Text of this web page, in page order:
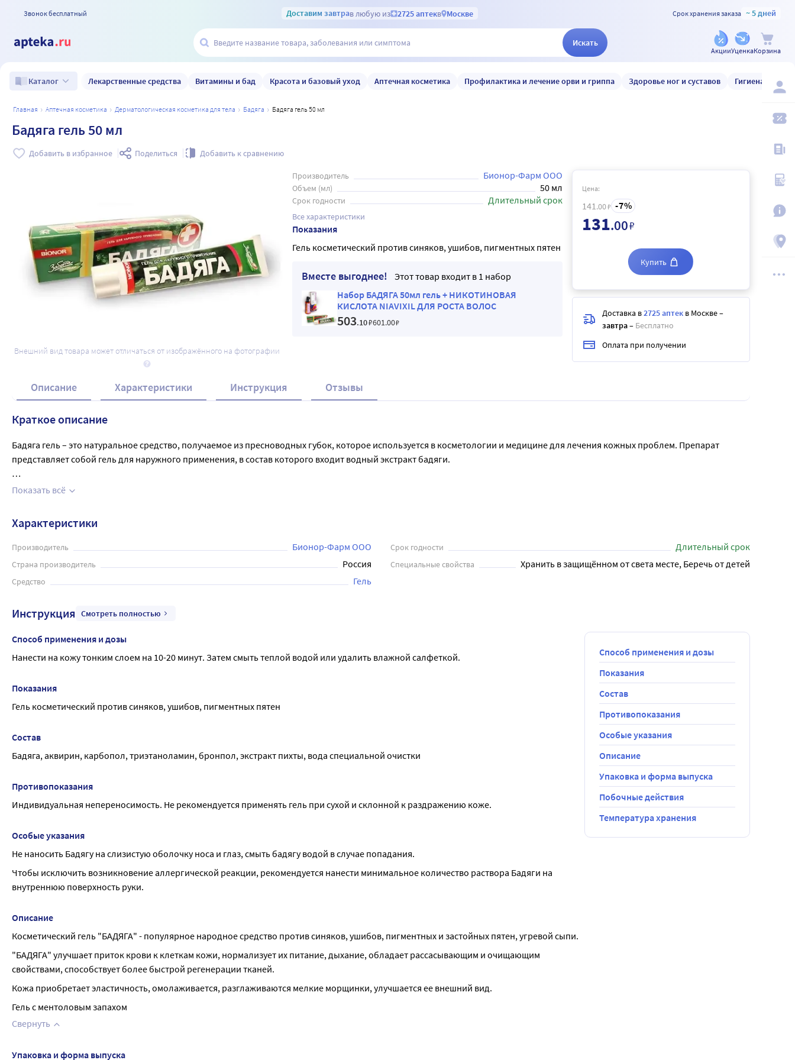
Звонок бесплатный Доставим завтрав любую из 2725 аптекв Москве Срок хранения заказа ~ 5 дней
Искать
АкцииУценкаКорзина
Каталог Лекарственные средства Витамины и бад Красота и базовый уход Аптечная косметика Профилактика и лечение орви и гриппа Здоровье ног и суставов Гигиена и уход
главная аптечная косметика дерматологическая косметика для тела бадяга Бадяга гель 50 мл
Бадяга гель 50 мл
Добавить в избранное Поделиться Добавить к сравнению
Внешний вид товара может отличаться от изображённого на фотографии
Производитель Бионор-Фарм ООО
Объем (мл) 50 мл
Срок годности Длительный срок
Все характеристики
Показания
Гель косметический против синяков, ушибов, пигментных пятен
Вместе выгоднее!
Этот товар входит в 1 набор
Набор БАДЯГА 50мл гель + НИКОТИНОВАЯ
КИСЛОТА NIAVIXIL ДЛЯ РОСТА ВОЛОС
503.10₽601.00₽
Цена:
141 .00₽ 7
131.00₽
Купить
Доставка в2725 аптек в Москве–
завтра– Бесплатно
Оплата при получении
Описание Характеристики Инструкция Отзывы
Краткое описание
Бадяга гель – это натуральное средство, получаемое из пресноводных губок, которое используется в косметологии и медицине для лечения кожных проблем. Препарат
представляет собой гель для наружного применения, в состав которого входит водный экстракт бадяги.
Применение геля помогает против синяков, ушибов, пигментных и застойных пятен, угревой сыпи. Бадяга гель улучшает приток крови к клеткам кожи, нормализует их
Бадяга гель – это простое и эффективное решение для борьбы с кожными проблемами и для поддержания ее здоровья и красоты.
Показать всё
Характеристики
Производитель Бионор-Фарм ООО Срок годности Длительный срок
Страна производитель Россия Специальные свойства Хранить в защищённом от света месте, Беречь от детей
Средство Гель
Инструкция Смотреть полностью
Способ применения и дозы
Нанести на кожу тонким слоем на 10-20 минут. Затем смыть теплой водой или удалить влажной салфеткой.
Показания
Гель косметический против синяков, ушибов, пигментных пятен
Состав
Бадяга, аквирин, карбопол, триэтаноламин, бронпол, экстракт пихты, вода специальной очистки
Противопоказания
Индивидуальная непереносимость. Не рекомендуется применять гель при сухой и склонной к раздражению коже.
Особые указания
Не наносить Бадягу на слизистую оболочку носа и глаз, смыть бадягу водой в случае попадания.
Чтобы исключить возникновение аллергической реакции, рекомендуется нанести минимальное количество раствора Бадяги на
внутреннюю поверхность руки.
Описание
Косметический гель "БАДЯГА" - популярное народное средство против синяков, ушибов, пигментных и застойных пятен, угревой сыпи.
"БАДЯГА" улучшает приток крови к клеткам кожи, нормализует их питание, дыхание, обладает рассасывающим и очищающим
свойствами, способствует более быстрой регенерации тканей.
Кожа приобретает эластичность, омолаживается, разглаживаются мелкие морщинки, улучшается ее внешний вид.
Гель с ментоловым запахом
Свернуть
Упаковка и форма выпуска
Способ применения и дозы
Показания
Состав
Противопоказания
Особые указания
Описание
Упаковка и форма выпуска
Побочные действия
Температура хранения